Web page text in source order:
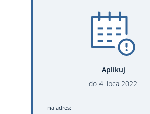
Aplikuj
do 4 lipca 2022
na adres: